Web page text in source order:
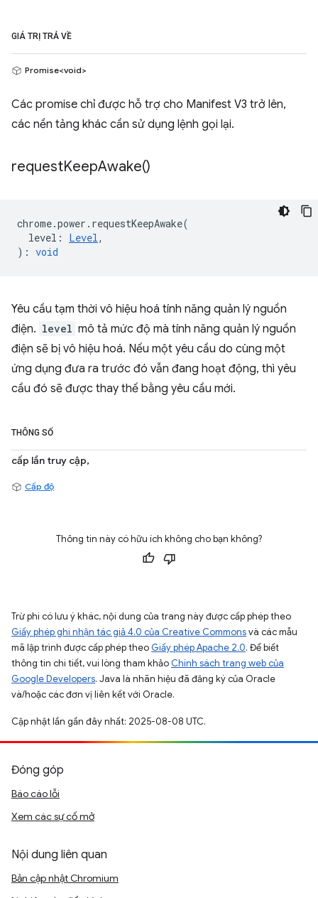
GIÁ TRỊ TRẢ VỀ
Promise<void>
Các promise chỉ được hỗ trợ cho Manifest V3 trở lên,
các nền tảng khác cần sử dụng lệnh gọi lại.
requestKeepAwake()
chrome.power . requestKeepAwake(
level : Level,
) : void
Yêu cầu tạm thời vô hiệu hoá tính năng quản lý nguồn
điện. level mô tả mức độ mà tính năng quản lý nguồn
điện sẽ bị vô hiệu hoá. Nếu một yêu cầu do cùng một
ứng dụng đưa ra trước đó vẫn đang hoạt động, thì yêu
cầu đó sẽ được thay thế bằng yêu cầu mới.
THÔNG SỐ
cấp lần truy cập,
Cấp độ
Thông tin này có hữu ích không cho bạn không?
Trừ phi có lưu ý khác, nội dung của trang này được cấp phép theo
Giấy phép ghi nhận tác giả 4.0 của Creative Commonsvà các mẫu
mã lập trình được cấp phép theo Giấy phép Apache 2.0. Để biết
thông tin chi tiết, vui lòng tham khảo Chính sách trang web của
Google Developers. Java là nhãn hiệu đã đăng ký của Oracle
và/hoặc các đơn vị liên kết với Oracle.
Cập nhật lần gần đây nhất: 2025-08-08 UTC.
Đóng góp
Báo cáo lỗi
Xem các sự cố mở
Nội dung liên quan
Bản cập nhật Chromium